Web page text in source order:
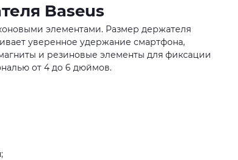
Baseus
элементами. Размер держателя
уверенное удержание смартфона,
и резиновые элементы для фиксации
от 4 до 6 дюймов.